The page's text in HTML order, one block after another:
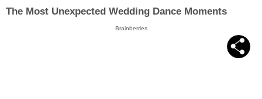
The Most Unexpected Wedding Dance Moments
Brainberries